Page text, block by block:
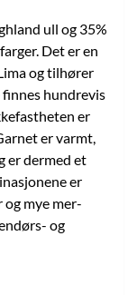
ull og 35%
Det er en
og tilhører
hundrevis
er
er varmt,
er dermed et
er
mye mer-
og